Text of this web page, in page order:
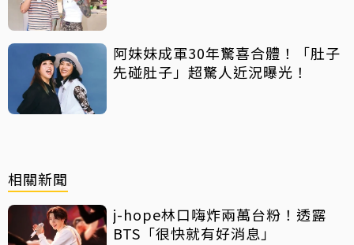
阿妹妹成軍30年驚喜合體！「肚子
先碰肚子」超驚人近況曝光！
相關新聞
j-hope林口嗨炸兩萬台粉！透露
BTS「很快就有好消息」